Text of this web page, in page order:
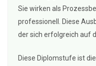
Sie wirken als
professionell. Diese
der sich erfolgreich auf
Diese Diplomstufe ist